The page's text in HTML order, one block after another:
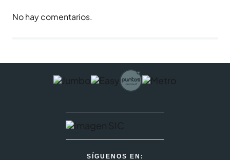
No hay comentarios.
SÍGUENOS EN: